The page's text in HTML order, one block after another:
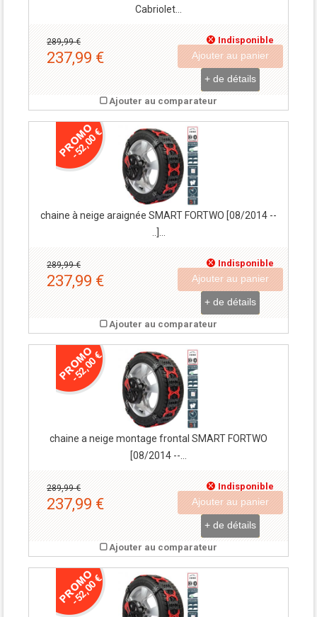
Cabriolet...
Indisponible
289,99 €
237,99 € Ajouter au panier
+ de détails
Ajouter au comparateur
-52,00 €
chaine à neige araignée SMART FORTWO [08/2014 --
Indisponible
289,99 €
237,99 € Ajouter au panier
+ de détails
Ajouter au comparateur
-52,00 €
chaine a neige montage frontal SMART FORTWO
[08/2014 --...
Indisponible
289,99 €
237,99 € Ajouter au panier
+ de détails
Ajouter au comparateur
-52,00 €